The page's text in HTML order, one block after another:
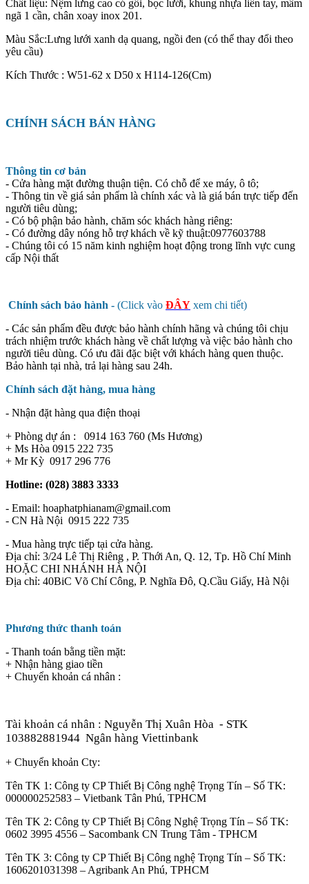
Chất liệu: Nệm lưng cao có gối, bọc lưới, khung nhựa liền tay, mâm
ngã 1 cần, chân xoay inox 201.
Màu Sắc:Lưng lưới xanh dạ quang, ngồi đen (có thể thay đổi theo
yêu cầu)
Kích Thước : W51-62 x D50 x H114-126(Cm)
CHÍNH SÁCH BÁN HÀNG
Thông tin cơ bản
- Cửa hàng mặt đường thuận tiện. Có chỗ để xe máy, ô tô;
- Thông tin về giá sản phẩm là chính xác và là giá bán trực tiếp đến
người tiêu dùng;
- Có bộ phận bảo hành, chăm sóc khách hàng riêng:
- Có đường dây nóng hỗ trợ khách về kỹ thuật:0977603788
- Chúng tôi có 15 năm kinh nghiệm hoạt động trong lĩnh vực cung
cấp Nội thất
Chính sách bảo hành - (Click vào ĐÂY xem chi tiết)
- Các sản phẩm đều được bảo hành chính hãng và chúng tôi chịu
trách nhiệm trước khách hàng về chất lượng và việc bảo hành cho
người tiêu dùng. Có ưu đãi đặc biệt với khách hàng quen thuộc.
Bảo hành tại nhà, trả lại hàng sau 24h.
Chính sách đặt hàng, mua hàng
- Nhận đặt hàng qua điện thoại
+ Phòng dự án : 0914 163 760 (Ms Hương)
+ Ms Hòa 0915 222 735
+ Mr Kỳ 0917 296 776
Hotline: (028) 3883 3333
- Email: hoaphatphianam@gmail.com
- CN Hà Nội 0915 222 735
- Mua hàng trực tiếp tại cửa hàng.
Địa chỉ: 3/24 Lê Thị Riêng , P. Thới An, Q. 12, Tp. Hồ Chí Minh
HOẶC CHI NHÁNH HÀ NỘI
Địa chỉ: 40BiC Võ Chí Công, P. Nghĩa Đô, Q.Cầu Giấy, Hà Nội
Phương thức thanh toán
- Thanh toán bằng tiền mặt:
+ Nhận hàng giao tiền
+ Chuyển khoản cá nhân :
Tài khoản cá nhân : Nguyễn Thị Xuân Hòa - STK
103882881944 Ngân hàng Viettinbank
+ Chuyển khoản Cty:
Tên TK 1: Công ty CP Thiết Bị Công nghệ Trọng Tín – Số TK:
000000252583 – Vietbank Tân Phú, TPHCM
Tên TK 2: Công ty CP Thiết Bị Công Nghệ Trọng Tín – Số TK:
0602 3995 4556 – Sacombank CN Trung Tâm - TPHCM
Tên TK 3: Công ty CP Thiết Bị Công nghệ Trọng Tín – Số TK:
1606201031398 – Agribank An Phú, TPHCM